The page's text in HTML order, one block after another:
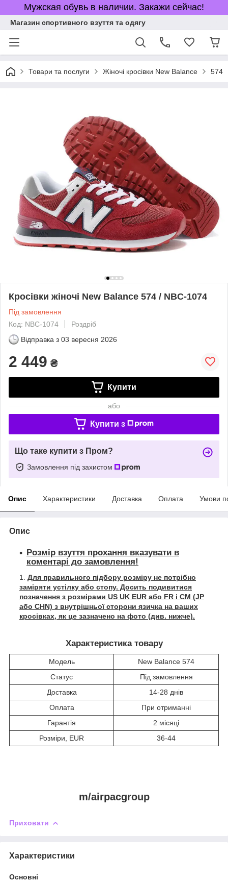
Мужская обувь в наличии. Закажи сейчас!
Магазин спортивного взуття та одягу
Товари та послуги Жіночі кросівки New Balance 574
Кросівки жіночі New Balance 574 / NBC-1074
Під замовлення
Код: NBC-1074
Роздріб
Відправка з 03 вересня 2026
2 449 ₴
Купити
або
Купити з
Що таке купити з Пром?
Замовлення під захистом
Опис Характеристики Доставка Оплата Умови
Опис
Розмір взуття прохання вказувати в
коментарі до замовлення!
Для правильного підбору розміру не потрібно
заміряти устілку або стопу. Досить подивитися
позначення з розмірами US UK EUR або FR і СМ (JP
або CHN) з внутрішньої сторони язичка на ваших
кросівках, як це зазначено на фото (див. нижче).
Характеристика товару
Модель
New Balance 574
Статус
Під замовлення
Доставка
14-28 днів
Оплата
При отриманні
Гарантія
2 місяці
Розміри, EUR
36-44
m/airpacgroup
Приховати
Характеристики
Основні